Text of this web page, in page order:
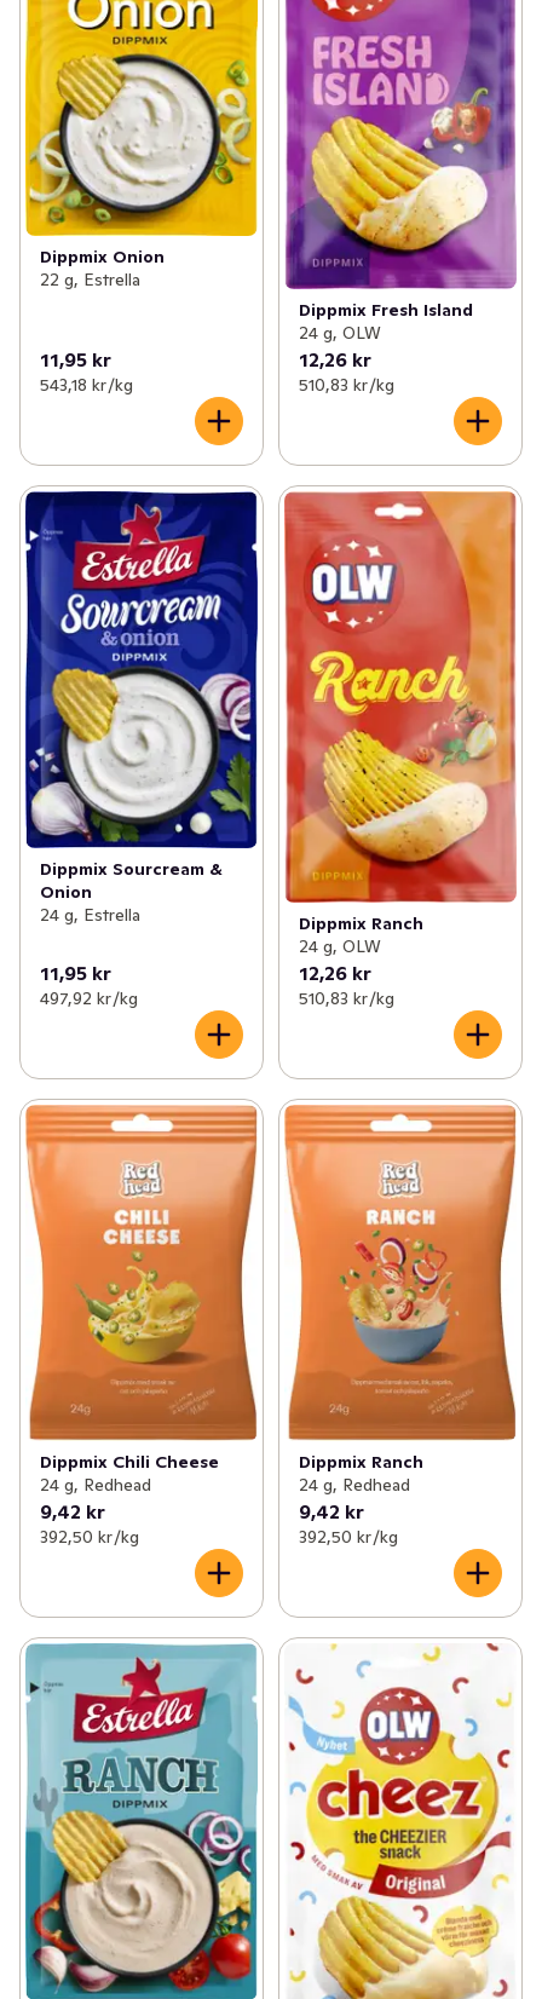
Dippmix Onion
22 g, Estrella
11,95 kr
543,18 kr /kg
Dippmix Fresh Island
24 g, OLW
12,26 kr
510,83 kr /kg
Dippmix Sourcream &
Onion
24 g, Estrella
11,95 kr
497,92 kr /kg
Dippmix Ranch
24 g, OLW
12,26 kr
510,83 kr /kg
Dippmix Chili Cheese
24 g, Redhead
9,42 kr
392,50 kr /kg
Dippmix Ranch
24 g, Redhead
9,42 kr
392,50 kr /kg